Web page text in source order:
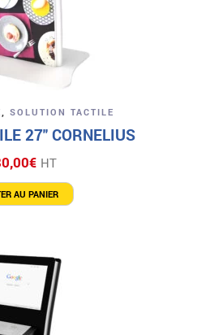
SOLUTION TACTILE
27″ CORNELIUS
€ HT
AU PANIER